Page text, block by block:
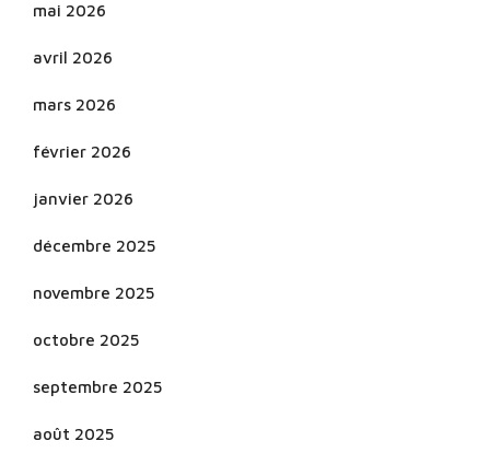
mai 2026
avril 2026
mars 2026
février 2026
janvier 2026
décembre 2025
novembre 2025
octobre 2025
septembre 2025
août 2025